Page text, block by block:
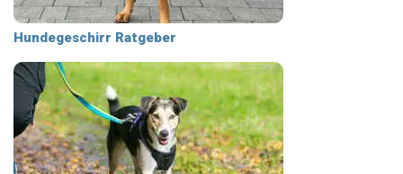
Hundegeschirr Ratgeber